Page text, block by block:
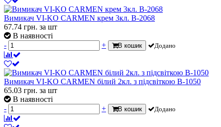
Вимикач VI-KO CARMEN крем 3кл. В-2068
67.74 грн. за шт
В наявності
-
+ В кошик Додано
Вимикач VI-KO CARMEN білий 2кл. з підсвіткою В-1050
65.03 грн. за шт
В наявності
-
+ В кошик Додано